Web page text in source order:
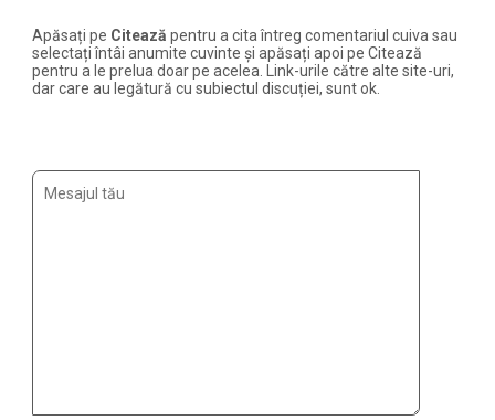
Apăsați pe Citează pentru a cita întreg comentariul cuiva sau
selectați întâi anumite cuvinte și apăsați apoi pe Citează
pentru a le prelua doar pe acelea. Link-urile către alte site-uri,
dar care au legătură cu subiectul discuției, sunt ok.